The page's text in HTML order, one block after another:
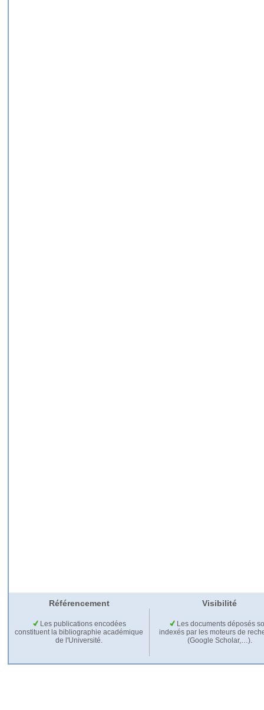
Référencement Visibilité
Les publications encodées
constituent la bibliographie académique
de l'Université.
Les documents déposés
indexés par les moteurs de
(Google Scholar,…).